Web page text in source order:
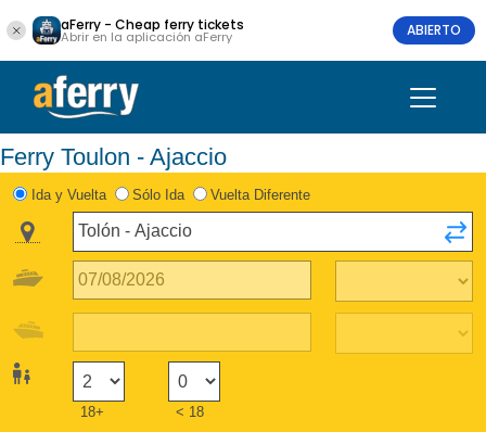
aFerry - Cheap ferry tickets
Abrir en la aplicación aFerry ABIERTO
Ferry Toulon - Ajaccio
Ida y Vuelta Sólo Ida Vuelta Diferente
18+ < 18